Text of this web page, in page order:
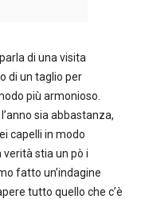
di una visita
di un taglio per
più armonioso.
sia abbastanza,
capelli in modo
stia un pò i
fatto un’indagine
tutto quello che c’è